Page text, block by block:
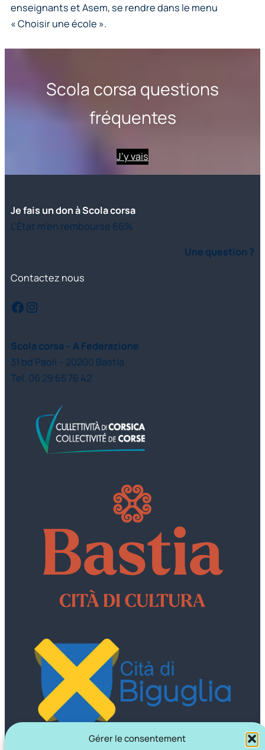
Gérer le consentement
enseignants et Asem, se rendre dans le menu
« Choisir une école ».
Scola corsa questions
fréquentes
J’y vais
Je fais un don à Scola corsa
L’État m’en rembourse 66%
Une question ?
Contactez nous
Facebook Instagram
Scola corsa – A Federazione
31 bd Paoli – 20200 Bastia
Tel. 06 29 65 76 42